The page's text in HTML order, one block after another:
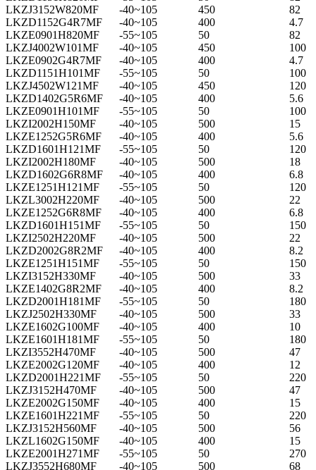
LKZJ3152W820MF
-40~105 450
82
LKZD1152G4R7MF
-40~105 400
4.7
LKZE0901H820MF
-55~105 50
82
LKZJ4002W101MF
-40~105 450
100
LKZE0902G4R7MF
-40~105 400
4.7
LKZD1151H101MF
-55~105 50
100
LKZJ4502W121MF
-40~105 450
120
LKZD1402G5R6MF
-40~105 400
5.6
LKZE0901H101MF
-55~105 50
100
LKZI2002H150MF
-40~105 500
15
LKZE1252G5R6MF
-40~105 400
5.6
LKZD1601H121MF
-55~105 50
120
LKZI2002H180MF
-40~105 500
18
LKZD1602G6R8MF
-40~105 400
6.8
LKZE1251H121MF
-55~105 50
120
LKZL3002H220MF
-40~105 500
22
LKZE1252G6R8MF
-40~105 400
6.8
LKZD1601H151MF
-55~105 50
150
LKZI2502H220MF
-40~105 500
22
LKZD2002G8R2MF
-40~105 400
8.2
LKZE1251H151MF
-55~105 50
150
LKZI3152H330MF
-40~105 500
33
LKZE1402G8R2MF
-40~105 400
8.2
LKZD2001H181MF
-55~105 50
180
LKZJ2502H330MF
-40~105 500
33
LKZE1602G100MF
-40~105 400
10
LKZE1601H181MF
-55~105 50
180
LKZI3552H470MF
-40~105 500
47
LKZE2002G120MF
-40~105 400
12
LKZD2001H221MF
-55~105 50
220
LKZJ3152H470MF
-40~105 500
47
LKZE2002G150MF
-40~105 400
15
LKZE1601H221MF
-55~105 50
220
LKZJ3152H560MF
-40~105 500
56
LKZL1602G150MF
-40~105 400
15
LKZE2001H271MF
-55~105 50
270
LKZJ3552H680MF
-40~105 500 68